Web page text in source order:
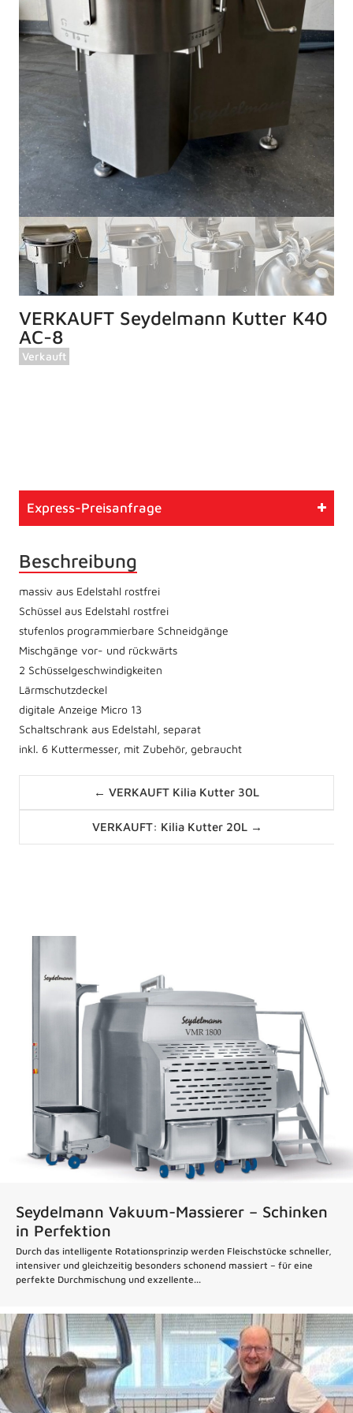
VERKAUFT Seydelmann Kutter K40
AC-8
Verkauft
Zustand
Express-Preisanfrage
Beschreibung
massiv aus Edelstahl rostfrei
Schüssel aus Edelstahl rostfrei
stufenlos programmierbare Schneidgänge
Mischgänge vor- und rückwärts
2 Schüsselgeschwindigkeiten
Lärmschutzdeckel
digitale Anzeige Micro 13
Schaltschrank aus Edelstahl, separat
inkl. 6 Kuttermesser, mit Zubehör, gebraucht
navigation
← VERKAUFT Kilia Kutter 30L
navigation
VERKAUFT: Kilia Kutter 20L →
Seydelmann Vakuum-Massierer – Schinken
in Perfektion
Durch das intelligente Rotationsprinzip werden Fleischstücke schneller,
intensiver und gleichzeitig besonders schonend massiert – für eine
perfekte Durchmischung und exzellente...